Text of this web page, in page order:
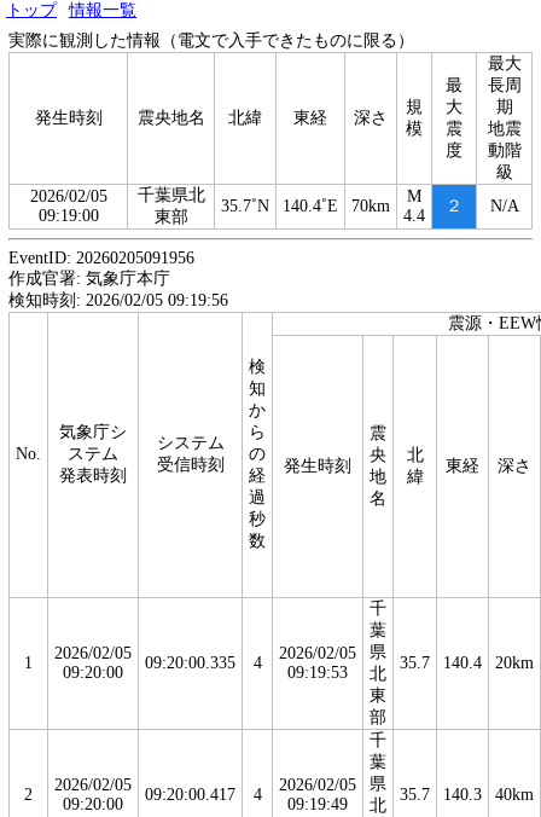
トップ
情報一覧
実際に観測した情報（電文で入手できたものに限る）
発生時刻 震央地名 北緯 東経 深さ
規
模
最
大
震
度
最大
長周
期
地震
動階
級
2026/02/05
09:19:00
千葉県北
東部
35.7˚N 140.4˚E 70km
M
4.4
２ N/A
EventID: 20260205091956
作成官署: 気象庁本庁
検知時刻: 2026/02/05 09:19:56
No.
気象庁シ
ステム
発表時刻
システム
受信時刻
検
知
か
ら
の
経
過
秒
数
震源・EEW
発生時刻
震
央
地
名
北
緯
東経 深さ
1
2026/02/05
09:20:00
09:20:00.335 4
2026/02/05
09:19:53
千
葉
県
北
東
部
35.7 140.4 20km
2
2026/02/05
09:20:00
09:20:00.417 4
2026/02/05
09:19:49
千
葉
県
北
35.7 140.3 40km